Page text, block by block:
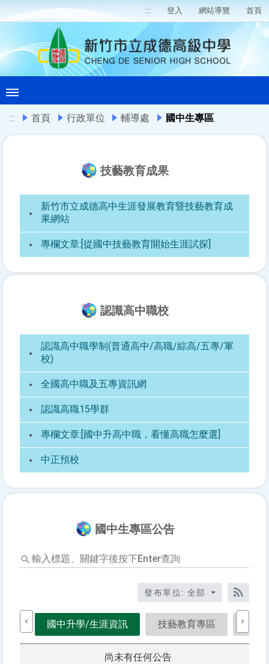
::: 登入 網站導覽 首頁
::: 首頁 行政單位 輔導處 國中生專區
技藝教育成果
新竹市立成德高中生涯發展教育暨技藝教育成
果網站
專欄文章:[從國中技藝教育開始生涯試探]
認識高中職校
認識高中職學制(普通高中/高職/綜高/五專/軍
校)
全國高中職及五專資訊網
認識高職15學群
專欄文章:[國中升高中職，看懂高職怎麼選]
中正預校
國中生專區公告
入
關
字
後
發布單位: 全部
RSS訂
國中升學/生涯資訊 技藝教育專區
尚未有任何公告